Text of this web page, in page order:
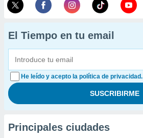
El Tiempo en tu email
He leído y acepto la política de privacidad.
Principales ciudades